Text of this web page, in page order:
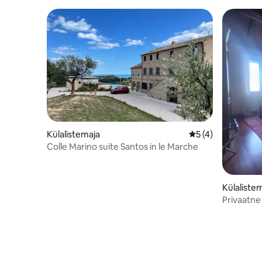
Külalistemaja Keskmine
5 (4)
Colle Marino suite Santos in le Marche